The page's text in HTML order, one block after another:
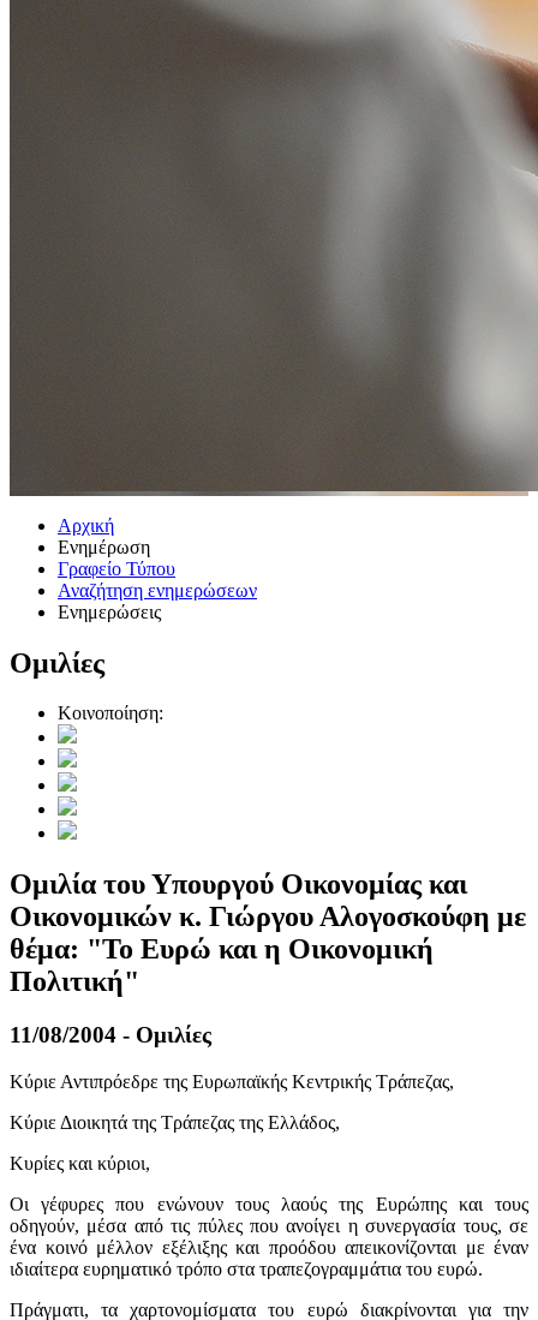
Αρχική
Ενημέρωση
Γραφείο Τύπου
Αναζήτηση ενημερώσεων
Ενημερώσεις
Ομιλίες
Κοινοποίηση:
Ομιλία του Υπουργού Οικονομίας και
Οικονομικών κ. Γιώργου Αλογοσκούφη με
θέμα: "Το Ευρώ και η Οικονομική
Πολιτική"
11/08/2004 - Ομιλίες
Κύριε Αντιπρόεδρε της Ευρωπαϊκής Κεντρικής Τράπεζας,
Κύριε Διοικητά της Τράπεζας της Ελλάδος,
Κυρίες και κύριοι,
Οι γέφυρες που ενώνουν τους λαούς της Ευρώπης και τους
οδηγούν, μέσα από τις πύλες που ανοίγει η συνεργασία τους, σε
ένα κοινό μέλλον εξέλιξης και προόδου απεικονίζονται με έναν
ιδιαίτερα ευρηματικό τρόπο στα τραπεζογραμμάτια του ευρώ.
Πράγματι, τα χαρτονομίσματα του ευρώ διακρίνονται για την